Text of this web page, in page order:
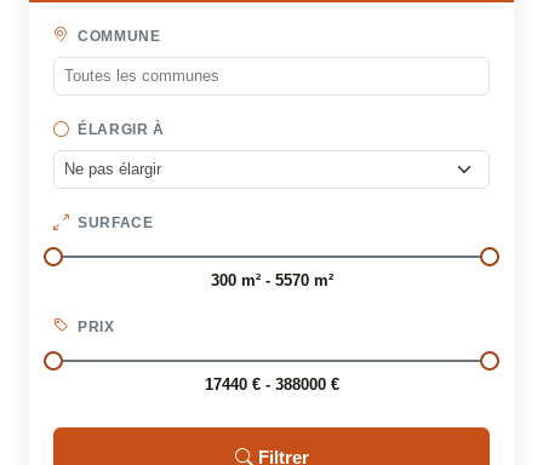
COMMUNE
ÉLARGIR À
SURFACE
300 m² - 5570 m²
PRIX
17440 € - 388000 €
Filtrer